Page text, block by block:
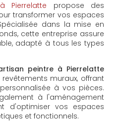
Pierrelatte propose des
transformer vos espaces
dans la mise en
cette entreprise assure
adapté à tous les types
peintre à Pierrelatte
muraux, offrant
à vos pièces.
à l'aménagement
d'optimiser vos espaces
et fonctionnels.